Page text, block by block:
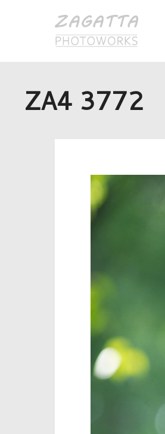
ZA4 3772